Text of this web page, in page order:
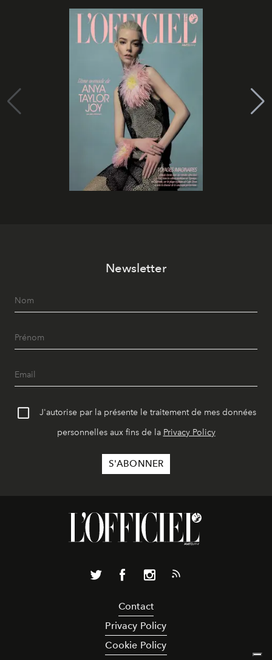
Newsletter
J'autorise par la présente le traitement de mes données
personnelles aux fins de la Privacy Policy
Contact
Privacy Policy
Cookie Policy